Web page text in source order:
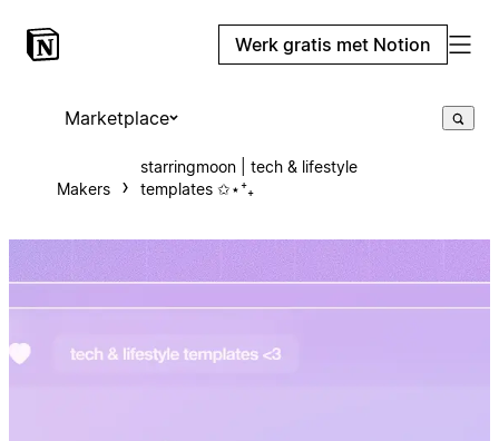
Werk gratis met Notion
Marketplace
Makers
starringmoon | tech & lifestyle
templates ✩⋆⁺₊